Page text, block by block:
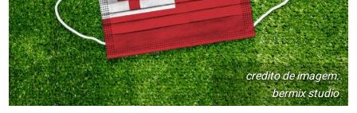
credito de imagem:
bermix studio